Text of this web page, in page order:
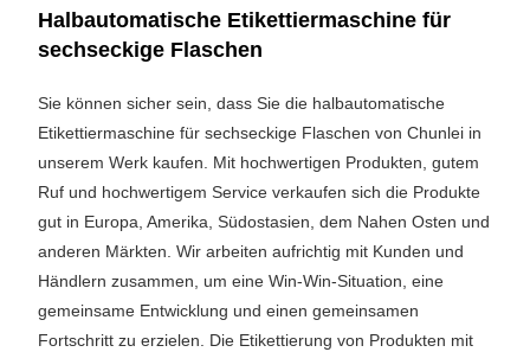
Halbautomatische Etikettiermaschine für
sechseckige Flaschen
Sie können sicher sein, dass Sie die halbautomatische
Etikettiermaschine für sechseckige Flaschen von Chunlei in
unserem Werk kaufen. Mit hochwertigen Produkten, gutem
Ruf und hochwertigem Service verkaufen sich die Produkte
gut in Europa, Amerika, Südostasien, dem Nahen Osten und
anderen Märkten. Wir arbeiten aufrichtig mit Kunden und
Händlern zusammen, um eine Win-Win-Situation, eine
gemeinsame Entwicklung und einen gemeinsamen
Fortschritt zu erzielen. Die Etikettierung von Produkten mit